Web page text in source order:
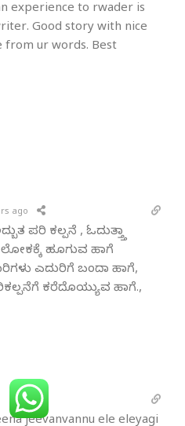
experience to rwader is
Good story with nice
from ur words. Best
ago
ಪರಿ ಕಲ್ಪನೆ , ಓದುತ್ತ್ತಾ
ಹೂಗುವ ಹಾಗೆ
ಎದುರಿಗೆ ಬಂದಾ ಹಾಗೆ,
ಕರೆದೊಯ್ಯುವ ಹಾಗೆ.,
jeevanvannu ele eleyagi